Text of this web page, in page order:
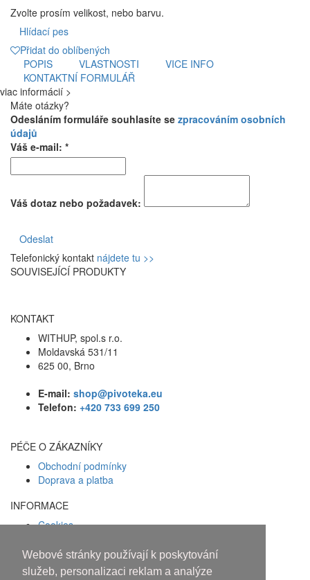
Webové stránky používají k poskytování
služeb, personalizaci reklam a analýze
Zvolte prosím velikost, nebo barvu.
Hlídací pes
Přidat do oblíbených
POPIS
VLASTNOSTI
VICE INFO
KONTAKTNÍ FORMULÁŘ
viac informácií >
Máte otázky?
Odesláním formuláře souhlasíte se zpracováním osobních
údajů
Váš e-mail: *
Váš dotaz nebo požadavek:
Odeslat
Telefonický kontakt nájdete tu >>
SOUVISEJÍCÍ PRODUKTY
KONTAKT
WITHUP, spol.s r.o.
Moldavská 531/11
625 00, Brno
E-mail: shop@pivoteka.eu
Telefon: +420 733 699 250
PÉČE O ZÁKAZNÍKY
Obchodní podmínky
Doprava a platba
INFORMACE
Cookies
Facebook